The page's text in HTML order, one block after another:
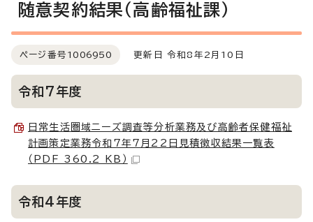
随意契約結果（高齢福祉課）
ページ番号 1006950 更新日 令和8年2月10日
令和7年度
日常生活圏域ニーズ調査等分析業務及び高齢者保健福祉
計画策定業務令和7年7月22日見積徴収結果一覧表
（PDF 360.2 KB）
令和4年度